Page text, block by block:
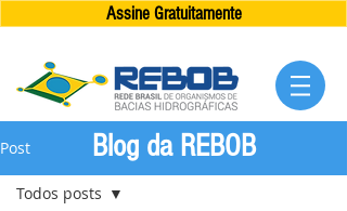
Assine Gratuitamente
Post
Todos posts
Blog da REBOB